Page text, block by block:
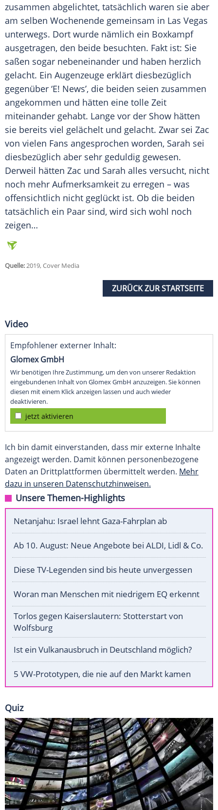
zusammen abgelichtet, tatsächlich waren sie aber
am selben Wochenende gemeinsam in Las Vegas
unterwegs. Dort wurde nämlich ein Boxkampf
ausgetragen, den beide besuchten. Fakt ist: Sie
saßen sogar nebeneinander und haben herzlich
gelacht. Ein Augenzeuge erklärt diesbezüglich
gegenüber ‘E! News’, die beiden seien zusammen
angekommen und hätten eine tolle Zeit
miteinander gehabt. Lange vor der Show hätten
sie bereits viel gelächelt und gelacht. Zwar sei Zac
von vielen Fans angesprochen worden, Sarah sei
diesbezüglich aber sehr geduldig gewesen.
Derweil hätten Zac und Sarah alles versucht, nicht
noch mehr Aufmerksamkeit zu erregen – was
offensichtlich nicht geglückt ist. Ob die beiden
tatsächlich ein Paar sind, wird sich wohl noch
zeigen…
Quelle:2019, Cover Media
ZURÜCK ZUR STARTSEITE
Video
Empfohlener externer Inhalt:
Glomex GmbH
Wir benötigen Ihre Zustimmung, um den von unserer Redaktion
eingebundenen Inhalt von Glomex GmbH anzuzeigen. Sie können
diesen mit einem Klick anzeigen lassen und auch wieder
deaktivieren.
jetzt aktivieren
Ich bin damit einverstanden, dass mir externe Inhalte
angezeigt werden. Damit können personenbezogene
Daten an Drittplattformen übermittelt werden. Mehr
dazu in unseren Datenschutzhinweisen.
Unsere Themen-Highlights
Netanjahu: Israel lehnt Gaza-Fahrplan ab
Ab 10. August: Neue Angebote bei ALDI, Lidl & Co.
Diese TV-Legenden sind bis heute unvergessen
Woran man Menschen mit niedrigem EQ erkennt
Torlos gegen Kaiserslautern: Stotterstart von
Wolfsburg
Ist ein Vulkanausbruch in Deutschland möglich?
5 VW-Prototypen, die nie auf den Markt kamen
Quiz